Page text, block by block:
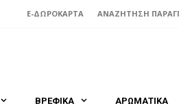
E-ΔΩΡΟΚΆΡΤΑ ΑΝΑΖΉΤΗΣΗ
ΒΡΕΦΙΚΑ ΑΡΩΜΑΤΙΚΑ